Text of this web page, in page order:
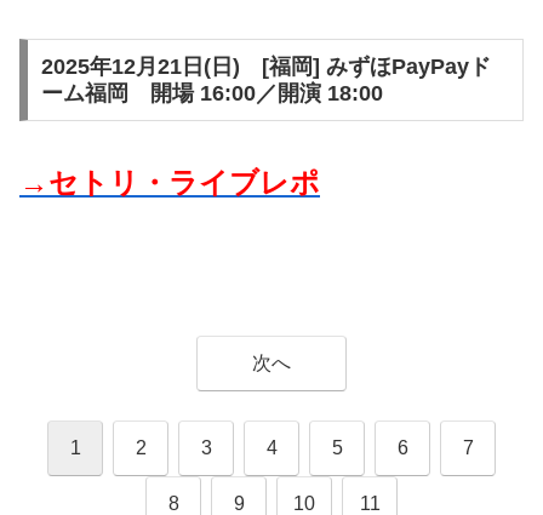
2025年12月21日(日) [福岡] みずほPayPayド
ーム福岡 開場 16:00／開演 18:00
→セトリ・ライブレポ
次へ
1 2 3 4 5 6 7
8 9 10 11